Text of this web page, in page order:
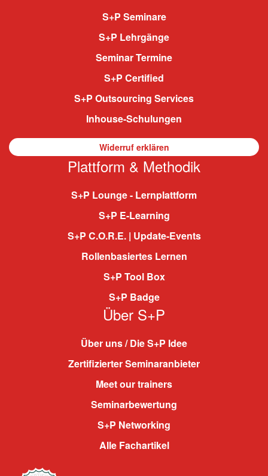
S+P Seminare
S+P Lehrgänge
Seminar Termine
S+P Certified
S+P Outsourcing Services
Inhouse-Schulungen
Widerruf erklären
Plattform & Methodik
S+P Lounge - Lernplattform
S+P E-Learning
S+P C.O.R.E. | Update-Events
Rollenbasiertes Lernen
S+P Tool Box
S+P Badge
Über S+P
Über uns / Die S+P Idee
Zertifizierter Seminaranbieter
Meet our trainers
Seminarbewertung
S+P Networking
Alle Fachartikel